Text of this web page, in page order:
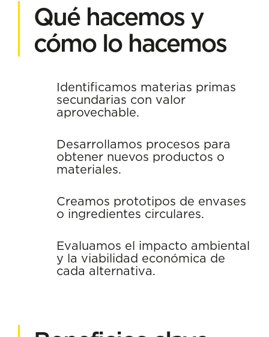
Qué hacemos y
cómo lo hacemos
Identificamos materias primas
secundarias con valor
aprovechable.
Desarrollamos procesos para
obtener nuevos productos o
materiales.
Creamos prototipos de envases
o ingredientes circulares.
Evaluamos el impacto ambiental
y la viabilidad económica de
cada alternativa.